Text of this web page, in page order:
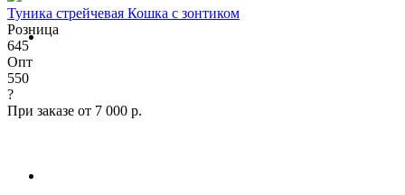
Туника стрейчевая Кошка с зонтиком
Розница
645
Опт
550
?
При заказе от 7 000 р.